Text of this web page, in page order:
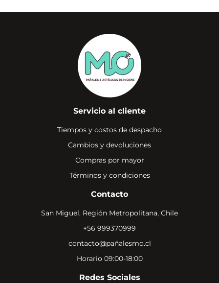
Servicio al cliente
Tiempos y costos de despacho
Cambios y devoluciones
Compras por mayor
Términos y condiciones
Contacto
San Miguel, Región Metropolitana, Chile
+56 999370999
contacto@pañalesmo.cl
Horario 09:00-18:00
Redes Sociales